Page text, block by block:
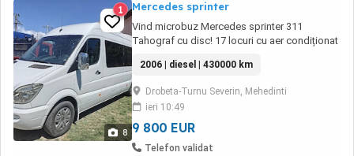
8
1 Mercedes sprinter
Vind microbuz Mercedes sprinter 311
Tahograf cu disc! 17 locuri cu aer condiționat
specială zilnic.. foarte bine întreținut.
2006 | diesel | 430000 km
Drobeta-Turnu Severin, Mehedinti
ieri 10:49
9 800 EUR
Telefon validat